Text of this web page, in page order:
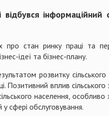
інформаційний
про стан ринку праці та
ідеї та бізнес-плану.
розвитку
Позитивний вплив
населення, особливо
сфері обслуговування.